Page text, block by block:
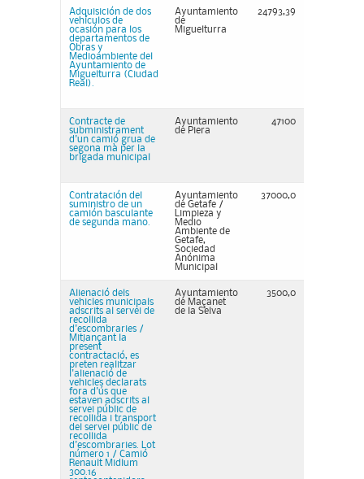
Adquisición de dos
vehículos de
ocasión para los
departamentos de
Obras y
Medioambiente del
Ayuntamiento de
Miguelturra (Ciudad
Real).
Ayuntamiento
de
Miguelturra
24793,39
Contracte de
subministrament
d'un camió grua de
segona mà per la
brigada municipal
Ayuntamiento
de Piera
47100
Contratación del
suministro de un
camión basculante
de segunda mano.
Ayuntamiento
de Getafe /
Limpieza y
Medio
Ambiente de
Getafe,
Sociedad
Anónima
Municipal
37000,0
Alienació dels
vehicles municipals
adscrits al servei de
recollida
d'escombraries /
Mitjançant la
present
contractació, es
preten realitzar
l'alienació de
vehicles declarats
fora d'ús que
estaven adscrits al
servei públic de
recollida i transport
del servei públic de
recollida
d'escombraries. Lot
número 1 / Camió
Renault Midlum
300.16
Ayuntamiento
de Maçanet
de la Selva
3500,0